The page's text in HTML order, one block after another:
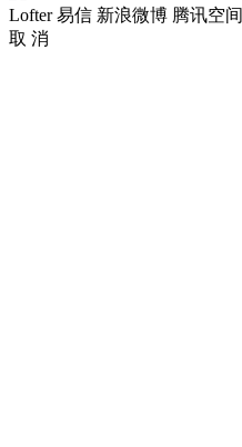
Lofter 易信 新浪微博 腾讯空间
取 消